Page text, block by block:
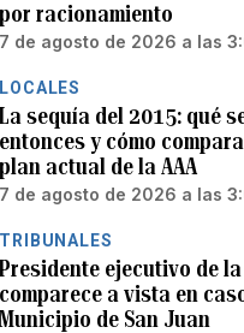
por racionamiento
7 de agosto de 2026 a las
LOCALES
La sequía del 2015: qué
entonces y cómo
plan actual de la AAA
7 de agosto de 2026 a las
TRIBUNALES
Presidente ejecutivo de la
comparece a vista en
Municipio de San Juan